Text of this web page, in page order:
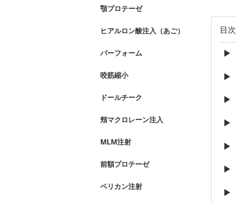
目次
顎プロテーゼ
ヒアルロン酸注入（あご）
パーフォーム
咬筋縮小
ドールチーク
頬マクロレーン注入
MLM注射
前額プロテーゼ
ペリカン注射